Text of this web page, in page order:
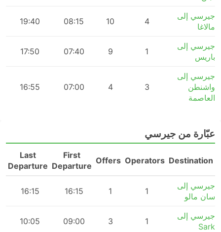
جيرسي إلى
مالاغا
4
10
08:15
19:40
جيرسي إلى
باريس
1
9
07:40
17:50
جيرسي إلى
واشنطن
العاصمة
3
4
07:00
16:55
عبّارة من جيرسي
Destination
Operators
Offers
First
Departure
Last
Departure
جيرسي إلى
سان مالو
1
1
16:15
16:15
جيرسي إلى
Sark
1
3
09:00
10:05